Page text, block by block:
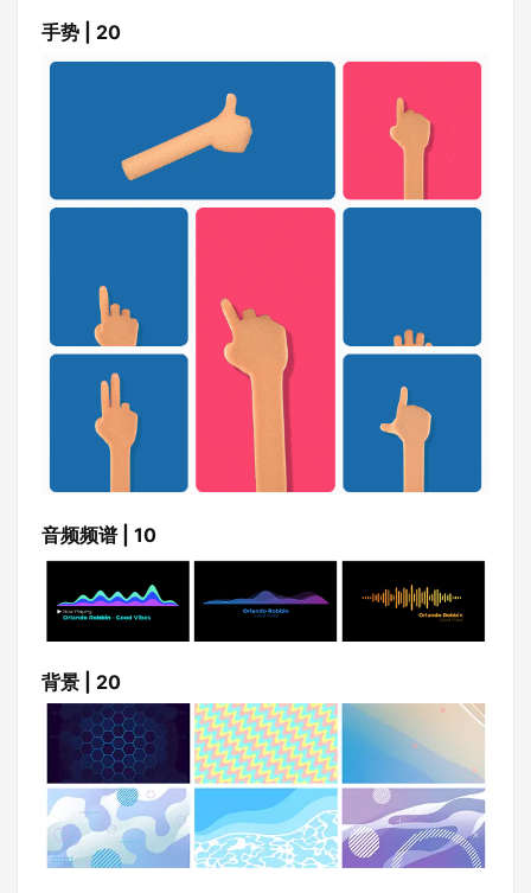
手势 | 20
音频频谱 | 10
背景 | 20